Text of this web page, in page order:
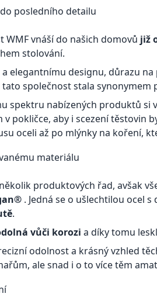
posledního detailu
WMF vnáší do našich domovů již
stolování.
elegantnímu designu, důrazu
společnost stala synonymem
spektru nabízených produktů si
pokličce, aby i scezení těstovin
oceli až po mlýnky na koření,
materiálu
produktových řad, avšak
. Jedná se o ušlechtilou ocel
.
vůči korozi a díky tomu
odolnost a krásný vzhled
ale snad i o to více těm